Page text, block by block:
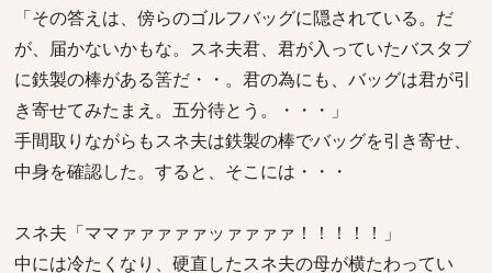
「その答えは、傍らのゴルフバッグに隠されている。だ
が、届かないかもな。スネ夫君、君が入っていたバスタブ
に鉄製の棒がある筈だ・・。君の為にも、バッグは君が引
き寄せてみたまえ。五分待とう。・・・」
手間取りながらもスネ夫は鉄製の棒でバッグを引き寄せ、
中身を確認した。すると、そこには・・・
スネ夫「ママァァァァァッァァァァ！！！！！」
中には冷たくなり、硬直したスネ夫の母が横たわってい